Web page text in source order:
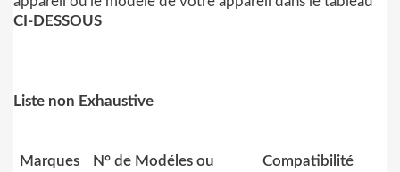
CI-DESSOUS
Liste non Exhaustive
Marques
N° de Modéles ou
Compatibilité